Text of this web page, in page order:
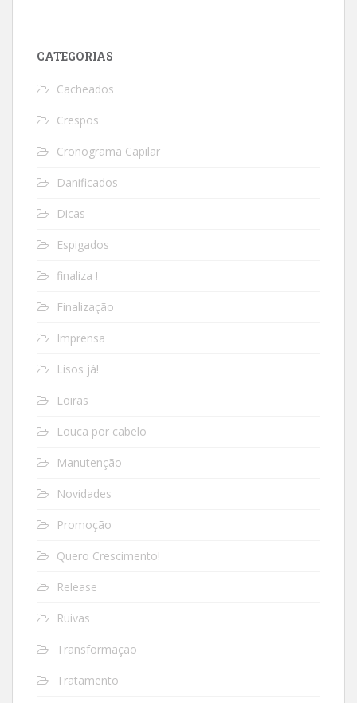
CATEGORIAS
Cacheados
Crespos
Cronograma Capilar
Danificados
Dicas
Espigados
finaliza !
Finalização
Imprensa
Lisos já!
Loiras
Louca por cabelo
Manutenção
Novidades
Promoção
Quero Crescimento!
Release
Ruivas
Transformação
Tratamento